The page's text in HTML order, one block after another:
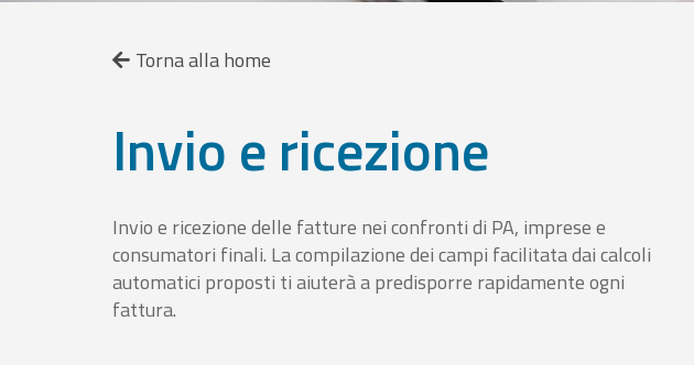
Torna alla home
Invio e ricezione
Invio e ricezione delle fatture nei confronti di PA, imprese e
consumatori finali. La compilazione dei campi facilitata dai calcoli
automatici proposti ti aiuterà a predisporre rapidamente ogni
fattura.